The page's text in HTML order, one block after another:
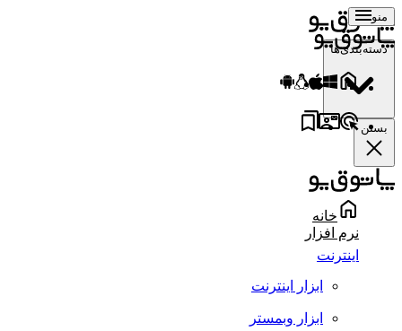
منو
دسته‌بندی‌ها
بستن
خانه
نرم افزار
اینترنت
ابزار اینترنت
ابزار وبمستر